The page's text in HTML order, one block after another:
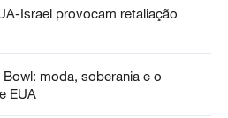
Israel provocam retaliação
moda, soberania e o
EUA